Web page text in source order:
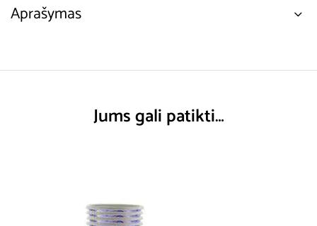
Aprašymas
Jums gali patikti…